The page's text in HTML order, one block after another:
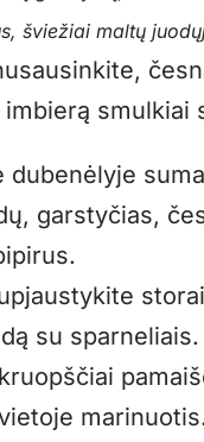
šviežiai maltų
smulkiai
dubenėlyje
garstyčias,
su